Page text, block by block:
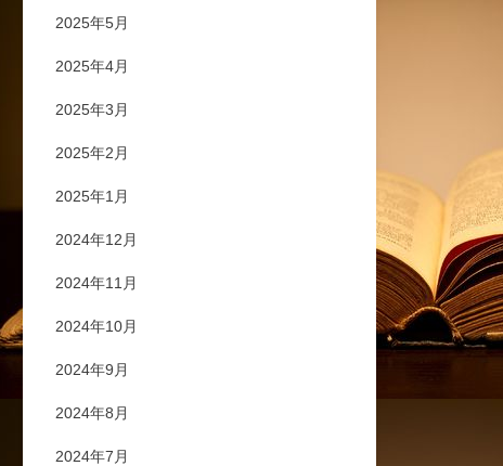
2025年5月
2025年4月
2025年3月
2025年2月
2025年1月
2024年12月
2024年11月
2024年10月
2024年9月
2024年8月
2024年7月